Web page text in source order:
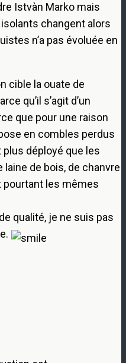
Istvàn Marko mais
changent alors
n’a pas évoluée en
cible la ouate de
qu’il s’agit d’un
que pour une raison
en combles perdus
déployé que les
de bois, de chanvre
pourtant les mêmes
qualité, je ne suis pas